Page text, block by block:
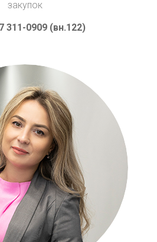
закупок
311-0909 (вн.122)